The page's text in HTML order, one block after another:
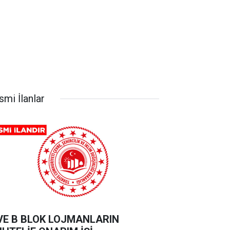
İlanlar
B BLOK LOJMANLARIN